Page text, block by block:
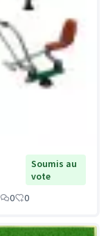
Soumis au
vote
0 0